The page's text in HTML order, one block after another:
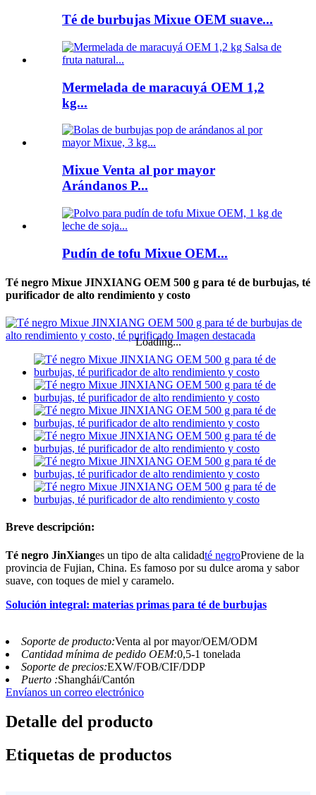
Té de burbujas Mixue OEM suave...
Mermelada de maracuyá OEM 1,2
kg...
Mixue Venta al por mayor
Arándanos P...
Pudín de tofu Mixue OEM...
Té negro Mixue JINXIANG OEM 500 g para té de burbujas, té
purificador de alto rendimiento y costo
Loading...
Breve descripción:
Té negro JinXianges un tipo de alta calidadté negroProviene de la
provincia de Fujian, China. Es famoso por su dulce aroma y sabor
suave, con toques de miel y caramelo.
Solución integral: materias primas para té de burbujas
Soporte de producto:Venta al por mayor/OEM/ODM
Cantidad mínima de pedido OEM:0,5-1 tonelada
Soporte de precios:EXW/FOB/CIF/DDP
Puerto :Shanghái/Cantón
Envíanos un correo electrónico
Detalle del producto
Etiquetas de productos